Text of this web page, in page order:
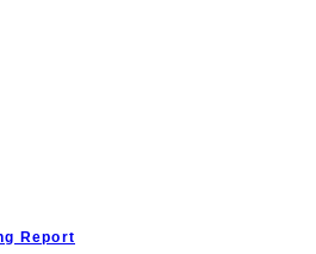
Report